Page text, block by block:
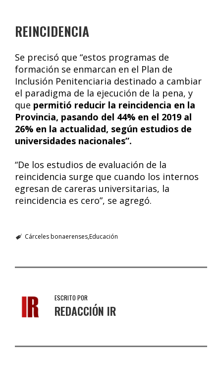
REINCIDENCIA
Se precisó que “estos programas de
formación se enmarcan en el Plan de
Inclusión Penitenciaria destinado a cambiar
el paradigma de la ejecución de la pena, y
que permitió reducir la reincidencia en la
Provincia, pasando del 44% en el 2019 al
26% en la actualidad, según estudios de
universidades nacionales”.
“De los estudios de evaluación de la
reincidencia surge que cuando los internos
egresan de careras universitarias, la
reincidencia es cero”, se agregó.
Cárceles bonaerensesEducación
ESCRITO POR
REDACCIÓN IR